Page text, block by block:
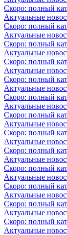
Скоро: полный
Актуальные
Скоро: полный
Актуальные
Скоро: полный
Актуальные
Скоро: полный
Актуальные
Скоро: полный
Актуальные
Скоро: полный
Актуальные
Скоро: полный
Актуальные
Скоро: полный
Актуальные
Скоро: полный
Актуальные
Скоро: полный
Актуальные
Скоро: полный
Актуальные
Скоро: полный
Актуальные
Скоро: полный
Актуальные